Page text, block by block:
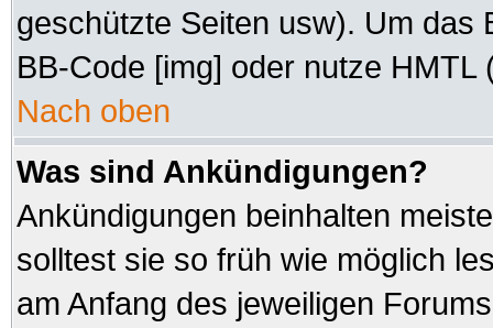
geschützte Seiten usw). Um das
BB-Code [img] oder nutze HMTL
Nach oben
Was sind Ankündigungen?
Ankündigungen beinhalten
solltest sie so früh wie möglich
am Anfang des jeweiligen